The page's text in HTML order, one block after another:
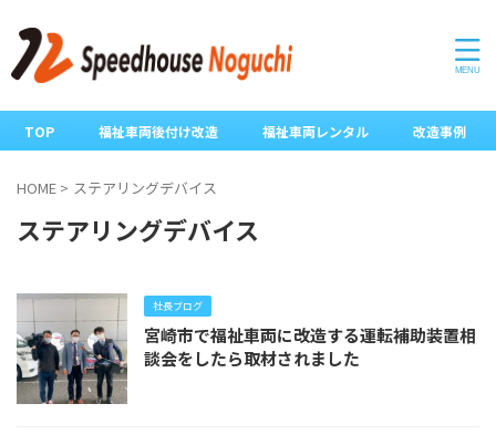
TOP 福祉車両後付け改造 福祉車両レンタル 改造事例
HOME > ステアリングデバイス
ステアリングデバイス
社長ブログ
宮崎市で福祉車両に改造する運転補助装置相
談会をしたら取材されました